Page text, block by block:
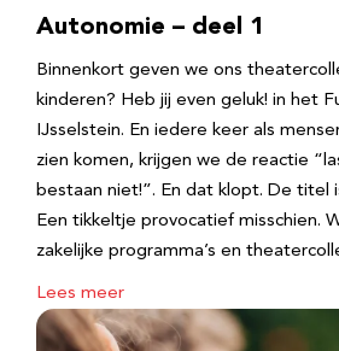
Autonomie – deel 1
Binnenkort geven we ons
kinderen? Heb jij even geluk! in het
IJsselstein. En iedere keer als
zien komen, krijgen we de reactie
bestaan niet!”. En dat klopt. De titel
Een tikkeltje provocatief misschien.
zakelijke programma’s en
Lees meer